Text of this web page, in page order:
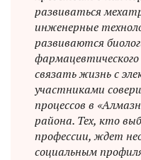
развиваться
инженерные
развиваются
связать жизнь с
участниками
процессов в
района. Тех, кто
профессии, ждет
социальным